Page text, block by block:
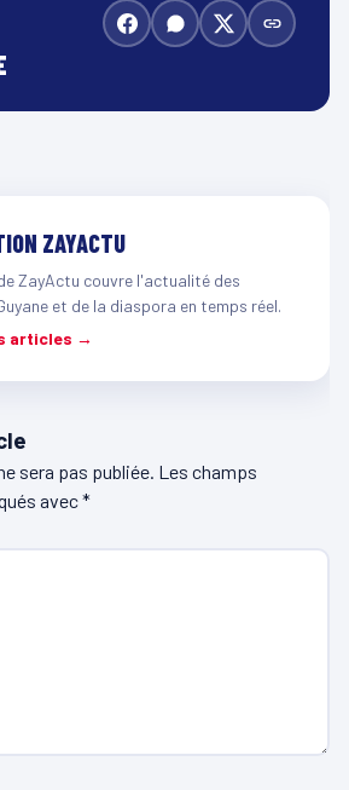
ZAYACTU
ZayActu couvre l'actualité des
et de la diaspora en temps réel.
articles →
sera pas publiée. Les champs
avec*